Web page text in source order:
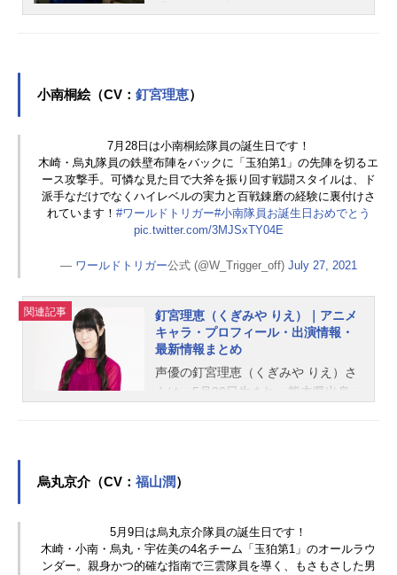
は、前野智昭さんのオススメ記事を
ご紹介！
小南桐絵（CV： 釘宮理恵）
7月28日は小南桐絵隊員の誕生日です！
木崎・烏丸隊員の鉄壁布陣をバックに「玉狛第1」の先陣を切るエ
ース攻撃手。可憐な見た目で大斧を振り回す戦闘スタイルは、ド
派手なだけでなくハイレベルの実力と百戦錬磨の経験に裏付けさ
れています！ #ワールドトリガー#小南隊員お誕生日おめでとう
pic.twitter.com/3MJSxTY04E
— ワールドトリガー公式 (@W_Trigger_off) July 27, 2021
関連記事
釘宮理恵（くぎみや りえ）｜アニメ
キャラ・プロフィール・出演情報・
最新情報まとめ
声優の釘宮理恵（くぎみや りえ）さ
んは、5月30日生まれ、熊本県出身。
記事をご紹介！
烏丸京介（CV： 福山潤）
5月9日は烏丸京介隊員の誕生日です！
木崎・小南・烏丸・宇佐美の4名チーム「玉狛第1」のオールラウ
ンダー。親身かつ的確な指南で三雲隊員を導く、もさもさした男